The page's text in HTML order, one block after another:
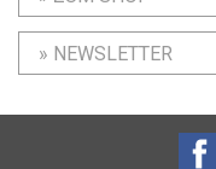
» NEWSLETTER